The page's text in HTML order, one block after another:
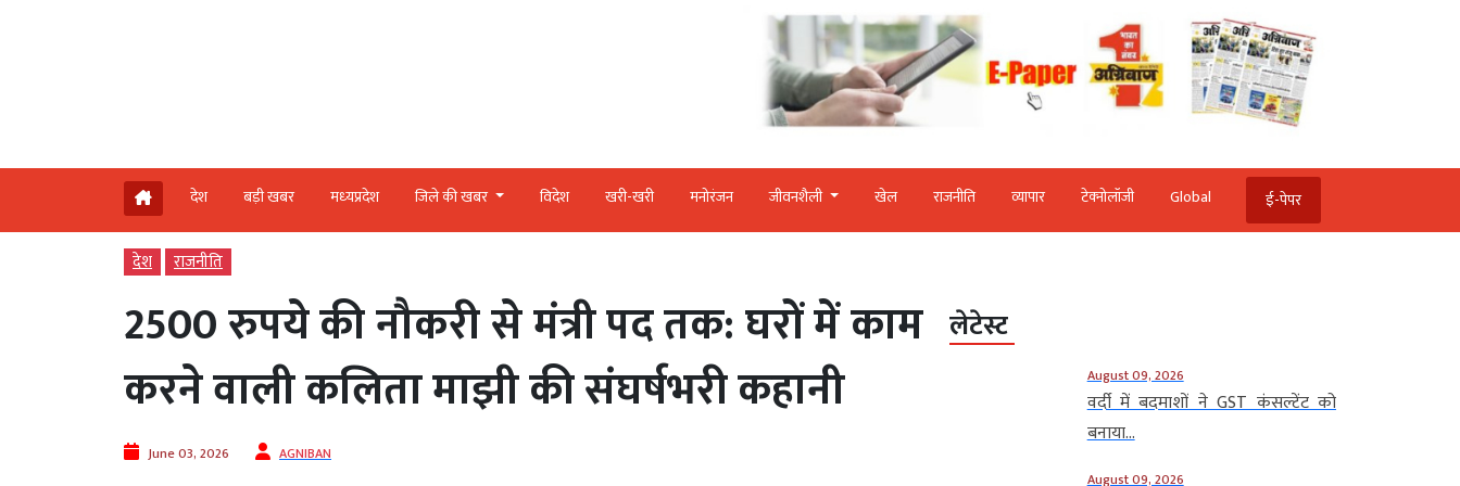
देश बड़ी खबर मध्‍यप्रदेश जिले की खबर विदेश खरी-खरी मनोरंजन जीवनशैली खेल राजनीति व्‍यापार टेक्‍नोलॉजी Global ई-पेपर
देश राजनीति
2500 रुपये की नौकरी से मंत्री पद तक: घरों में काम
करने वाली कलिता माझी की संघर्षभरी कहानी
June 03, 2026 AGNIBAN
लेटेस्ट
August 09, 2026
वर्दी में बदमाशों ने GST कंसल्टेंट को
बनाया...
August 09, 2026